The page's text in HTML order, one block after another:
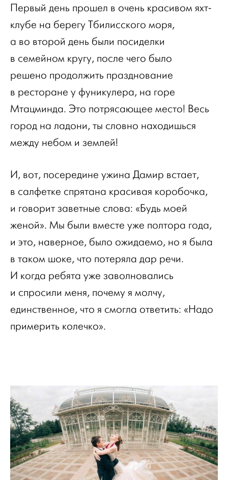
Первый день прошел в очень красивом яхт-
клубе на берегу Тбилисского моря,
а во второй день были посиделки
в семейном кругу, после чего было
решено продолжить празднование
в ресторане у фуникулера, на горе
Мтацминда. Это потрясающее место! Весь
город на ладони, ты словно находишься
между небом и землей!
И, вот, посередине ужина Дамир встает,
в салфетке спрятана красивая коробочка,
и говорит заветные слова: «Будь моей
женой». Мы были вместе уже полтора года,
и это, наверное, было ожидаемо, но я была
в таком шоке, что потеряла дар речи.
И когда ребята уже заволновались
и спросили меня, почему я молчу,
единственное, что я смогла ответить: «Надо
примерить колечко».